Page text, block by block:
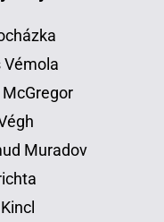
Vémola
Muradov